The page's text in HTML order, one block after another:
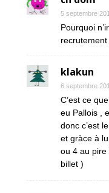
5 septembre
Pourquoi
klakun
6 septembre
C’est ce
eu Pallois ,
donc c’est
et gràce à
ou 4 au pire
billet )